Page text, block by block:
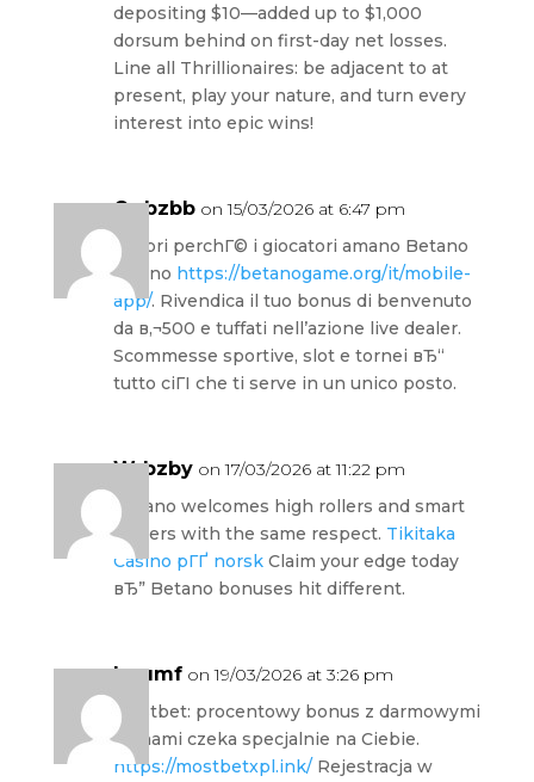
depositing $10—added up to $1,000
dorsum behind on first-day net losses.
Line all Thrillionaires: be adjacent to at
present, play your nature, and turn every
interest into epic wins!
Oqbzbb on 15/03/2026 at 6:47 pm
Scopri perchГ© i giocatori amano Betano
Casino https://betanogame.org/it/mobile-
app/. Rivendica il tuo bonus di benvenuto
da в‚¬500 e tuffati nell’azione live dealer.
Scommesse sportive, slot e tornei вЂ“
tutto ciГІ che ti serve in un unico posto.
Wrbzby on 17/03/2026 at 11:22 pm
Betano welcomes high rollers and smart
players with the same respect. Tikitaka
Casino pГҐ norskClaim your edge today
вЂ” Betano bonuses hit different.
Inrumf on 19/03/2026 at 3:26 pm
Mostbet: procentowy bonus z darmowymi
spinami czeka specjalnie na Ciebie.
https://mostbetxpl.ink/Rejestracja w